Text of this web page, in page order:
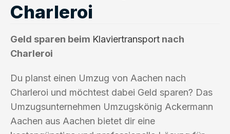
Charleroi
Geld sparen beim Klaviertransport nach
Charleroi
Du planst einen Umzug von Aachen nach
Charleroi und möchtest dabei Geld sparen? Das
Umzugsunternehmen Umzugskönig Ackermann
Aachen aus Aachen bietet dir eine